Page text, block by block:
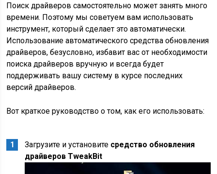
Поиск драйверов самостоятельно может занять много
времени. Поэтому мы советуем вам использовать
инструмент, который сделает это автоматически.
Использование автоматического средства обновления
драйверов, безусловно, избавит вас от необходимости
поиска драйверов вручную и всегда будет
поддерживать вашу систему в курсе последних
версий драйверов.
Вот краткое руководство о том, как его использовать:
Загрузите и установите средство обновления
драйверов TweakBit